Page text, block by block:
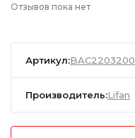
Отзывов пока нет
Артикул:BAC2203200
Производитель:Lifan